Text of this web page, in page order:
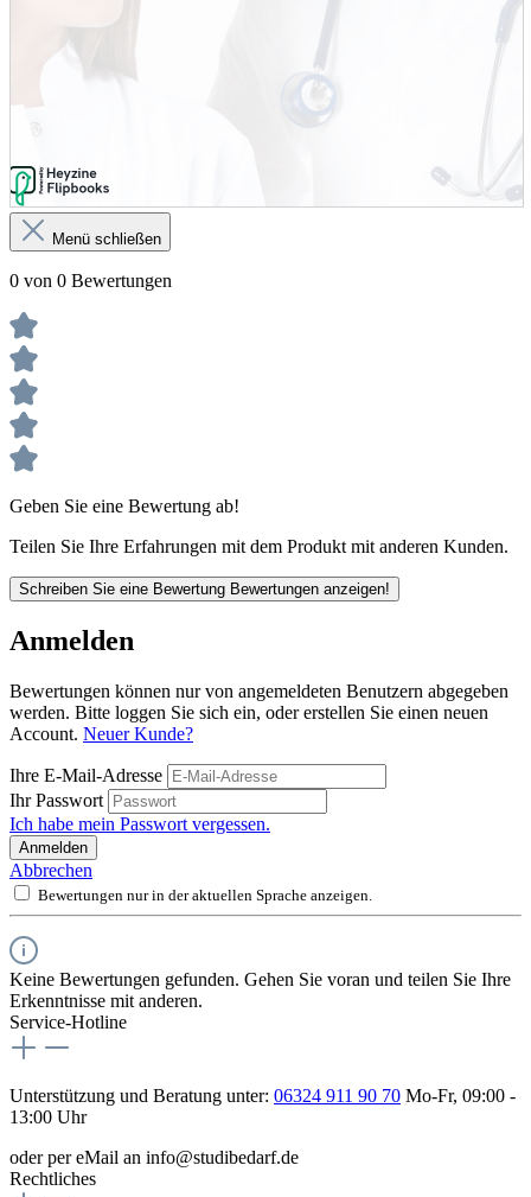
Menü schließen
0 von 0 Bewertungen
Geben Sie eine Bewertung ab!
Teilen Sie Ihre Erfahrungen mit dem Produkt mit anderen Kunden.
Schreiben Sie eine Bewertung Bewertungen anzeigen!
Anmelden
Bewertungen können nur von angemeldeten Benutzern abgegeben
werden. Bitte loggen Sie sich ein, oder erstellen Sie einen neuen
Account. Neuer Kunde?
Ihre E-Mail-Adresse
Ihr Passwort
Ich habe mein Passwort vergessen.
Anmelden
Abbrechen
Bewertungen nur in der aktuellen Sprache anzeigen.
Keine Bewertungen gefunden. Gehen Sie voran und teilen Sie Ihre
Erkenntnisse mit anderen.
Service-Hotline
Unterstützung und Beratung unter: 06324 911 90 70 Mo-Fr, 09:00 -
13:00 Uhr
oder per eMail an info@studibedarf.de
Rechtliches